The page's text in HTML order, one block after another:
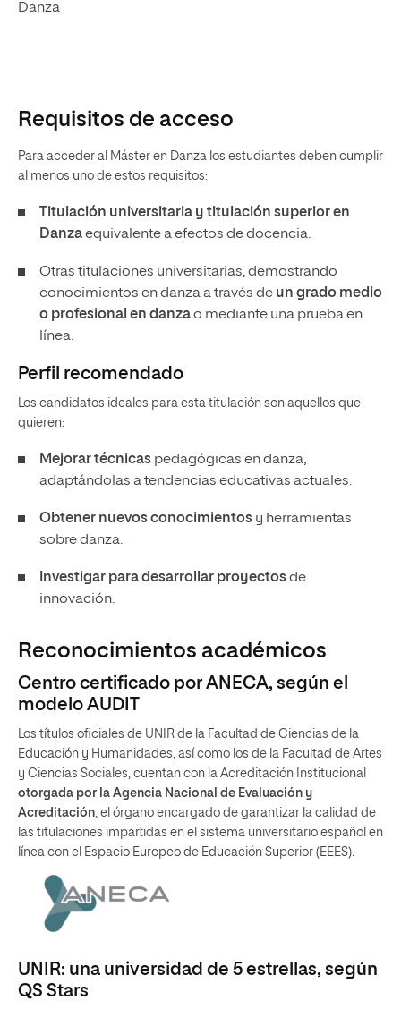
Danza
Requisitos de acceso
Para acceder al Máster en Danza los estudiantes deben cumplir
al menos uno de estos requisitos:
Titulación universitaria y titulación superior en
Danzaequivalente a efectos de docencia.
Otras titulaciones universitarias, demostrando
conocimientos en danza a través de un grado medio
o profesional en danzao mediante una prueba en
línea.
Perfil recomendado
Los candidatos ideales para esta titulación son aquellos que
quieren:
Mejorar técnicas pedagógicas en danza,
adaptándolas a tendencias educativas actuales.
Obtener nuevos conocimientos y herramientas
sobre danza.
Investigar para desarrollar proyectosde
innovación.
Reconocimientos académicos
Centro certificado por ANECA, según el
modelo AUDIT
Los títulos oficiales de UNIR de la Facultad de Ciencias de la
Educación y Humanidades, así como los de la Facultad de Artes
y Ciencias Sociales, cuentan con la Acreditación Institucional
otorgada por la Agencia Nacional de Evaluación y
Acreditación, el órgano encargado de garantizar la calidad de
las titulaciones impartidas en el sistema universitario español en
línea con el Espacio Europeo de Educación Superior (EEES).
UNIR: una universidad de 5 estrellas, según
QS Stars